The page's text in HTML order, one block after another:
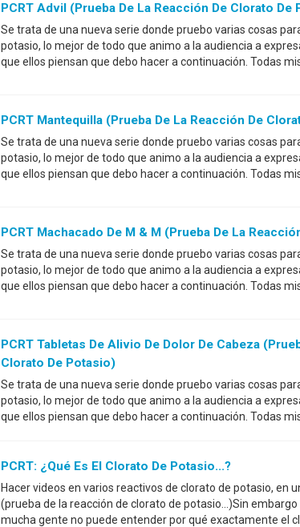
PCRT Advil (prueba De La Reacción De Clorato De
Se trata de una nueva serie donde pruebo varias cosas
potasio, lo mejor de todo que animo a la audiencia a
que ellos piensan que debo hacer a continuación. Todas
PCRT Mantequilla (prueba De La Reacción De
Se trata de una nueva serie donde pruebo varias cosas
potasio, lo mejor de todo que animo a la audiencia a
que ellos piensan que debo hacer a continuación. Todas
PCRT Machacado De M & M (prueba De La
Se trata de una nueva serie donde pruebo varias cosas
potasio, lo mejor de todo que animo a la audiencia a
que ellos piensan que debo hacer a continuación. Todas
PCRT Tabletas De Alivio De Dolor De Cabeza
Clorato De Potasio)
Se trata de una nueva serie donde pruebo varias cosas
potasio, lo mejor de todo que animo a la audiencia a
que ellos piensan que debo hacer a continuación. Todas
PCRT: ¿Qué Es El Clorato De Potasio...?
Hacer videos en varios reactivos de clorato de potasio, en
(prueba de la reacción de clorato de potasio...)Sin
mucha gente no puede entender por qué exactamente el